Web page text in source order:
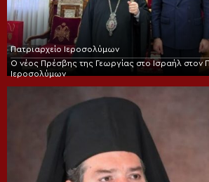
Πατριαρχείο Ιεροσολύμων
Ο νέος Πρέσβης της Γεωργίας στο Ισραήλ στον
Ιεροσολύμων